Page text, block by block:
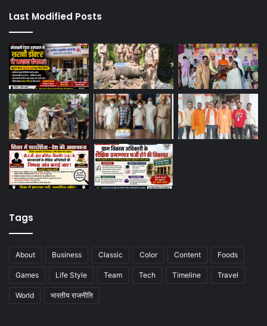
Last Modified Posts
Tags
About Business Classic Color Content Foods
Games Life Style Team Tech Timeline Travel
World भारतीय राजनीति